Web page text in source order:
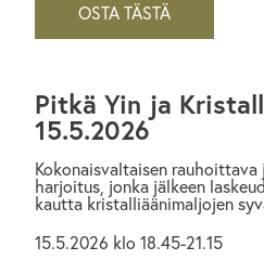
OSTA TÄSTÄ
Pitkä Yin ja
15.5.2026
Kokonaisvaltaisen rauhoittava
harjoitus, jonka jälkeen
kautta kristalliäänimaljojen
15.5.2026 klo 18.45-21.15